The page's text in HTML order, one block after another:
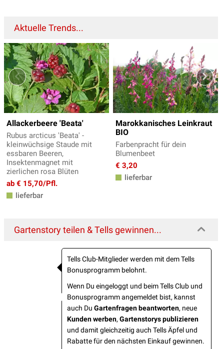
Aktuelle Trends...
Allackerbeere 'Beata'
Rubus arcticus 'Beata' -
kleinwüchsige Staude mit
essbaren Beeren,
Insektenmagnet mit
zierlichen rosa Blüten
ab € 15,70/Pfl.
lieferbar
Marokkanisches Leinkraut
BIO
Farbenpracht für dein
Blumenbeet
€ 3,20
lieferbar
Gartenstory teilen & Tells gewinnen...
Tells Club-Mitglieder werden mit dem Tells
Bonusprogramm belohnt.
Wenn Du eingeloggt und beim Tells Club und
Bonusprogramm angemeldet bist, kannst
auch Du Gartenfragen beantworten, neue
Kunden werben, Gartenstorys publizieren
und damit gleichzeitig auch Tells Äpfel und
Rabatte für den nächsten Einkauf gewinnen.